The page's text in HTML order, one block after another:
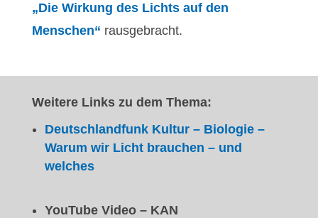
„Die Wirkung des Lichts auf den
Menschen“ rausgebracht.
Weitere Links zu dem Thema:
Deutschlandfunk Kultur – Biologie –
Warum wir Licht brauchen – und
welches
YouTube Video – KAN